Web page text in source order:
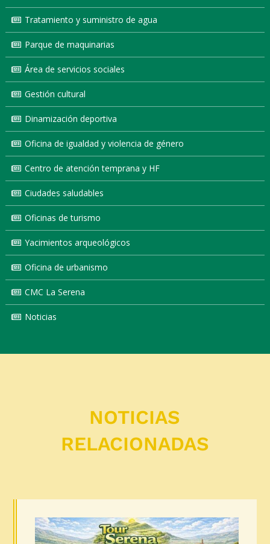
Tratamiento y suministro de agua
Parque de maquinarias
Área de servicios sociales
Gestión cultural
Dinamización deportiva
Oficina de igualdad y violencia de género
Centro de atención temprana y HF
Ciudades saludables
Oficinas de turismo
Yacimientos arqueológicos
Oficina de urbanismo
CMC La Serena
Noticias
NOTICIAS
RELACIONADAS